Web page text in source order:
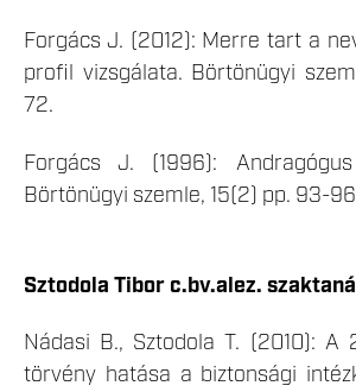
Forgács J. (2012): Merre tart a
profil vizsgálata. Börtönügyi
72.
Forgács J. (1996):
Börtönügyi szemle, 15(2) pp. 93-
Sztodola Tibor c.bv.alez.
Nádasi B., Sztodola T. (2010): A
törvény hatása a biztonsági